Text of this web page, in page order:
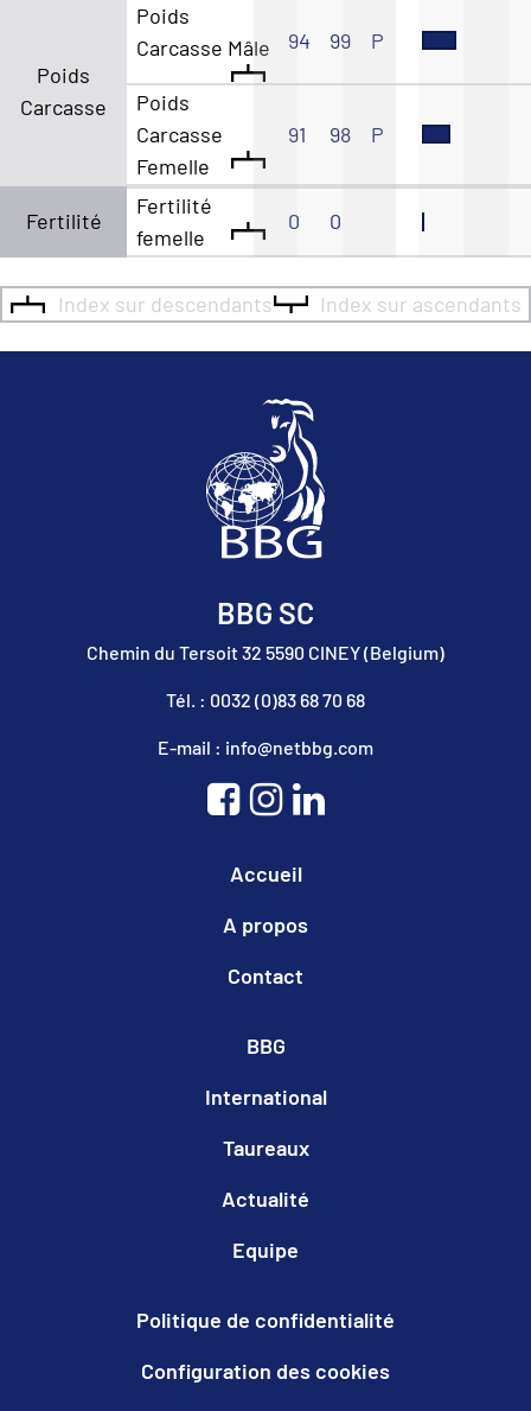
Poids
Carcasse
Poids
Carcasse Mâle
94 99 P
Poids
Carcasse
Femelle
91 98 P
Fertilité
Fertilité
femelle
0 0
Index sur descendants Index sur ascendants
BBG SC
Chemin du Tersoit 32 5590 CINEY (Belgium)
Tél. : 0032 (0)83 68 70 68
E-mail : info@netbbg.com
Accueil
A propos
Contact
BBG
International
Taureaux
Actualité
Equipe
Politique de confidentialité
Configuration des cookies